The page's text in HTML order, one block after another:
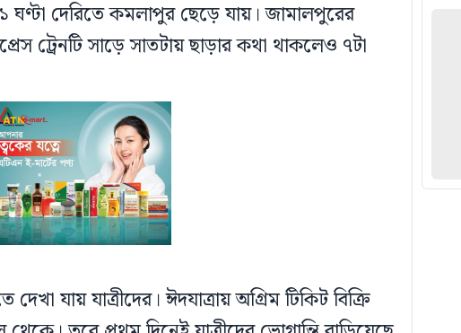
ঘণ্টা দেরিতে কমলাপুর ছেড়ে যায়। জামালপুরের
ট্রেনটি সাড়ে সাতটায় ছাড়ার কথা থাকলেও ৭টা
যায় যাত্রীদের। ঈদযাত্রায় অগ্রিম টিকিট বিক্রি